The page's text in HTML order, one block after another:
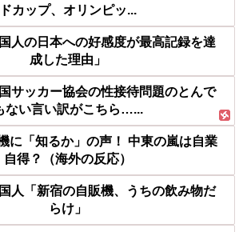
ドカップ、オリンピッ...
人の日本への好感度が最高記録を達
成した理由」
サッカー協会の性接待問題のとんで
ない言い訳がこちら…...
に「知るか」の声！ 中東の嵐は自業
自得？（海外の反応）
国人「新宿の自販機、うちの飲み物だ
らけ」